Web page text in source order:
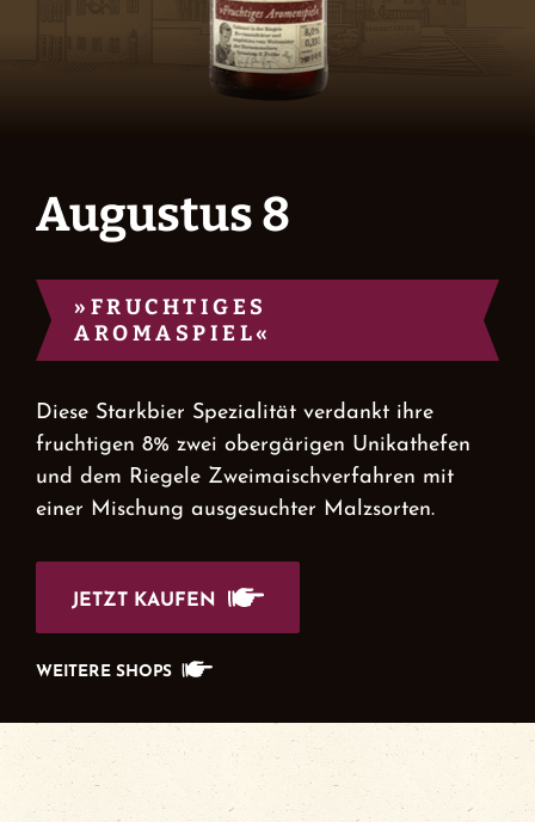
Newsletter
Kontakt
Ansprechpartner
News
Events
Augustus 8
»FRUCHTIGES
AROMASPIEL«
Diese Starkbier Spezialität verdankt ihre
fruchtigen 8% zwei obergärigen Unikathefen
und dem Riegele Zweimaischverfahren mit
einer Mischung ausgesuchter Malzsorten.
JETZT KAUFEN
WEITERE SHOPS
AMAZON
CRAFTBEER-SHOP.COM